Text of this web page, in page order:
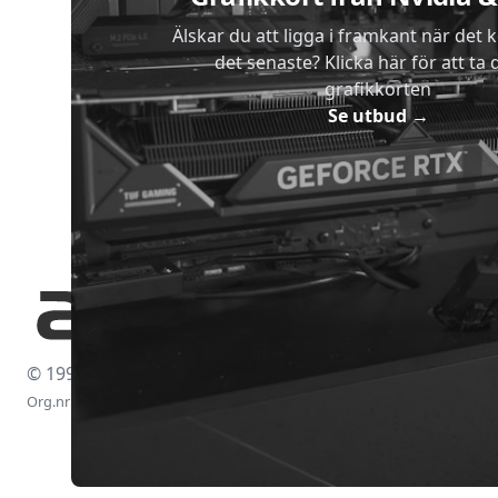
Älskar du att ligga i framkant när det
det senaste? Klicka här för att ta
grafikkorten
Se utbud→
© 1997-2026
Org.nr: 556438-4260